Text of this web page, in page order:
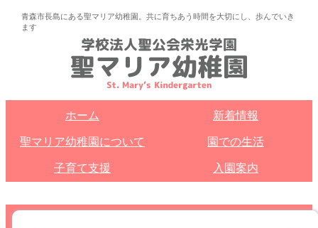
青森市長島にある聖マリア幼稚園。共に育ちあう時間を大切にし、歩んでいき
ます
ホーム 新着情報
聖マリア幼稚園について 園での生活
子育て支援 入園案内